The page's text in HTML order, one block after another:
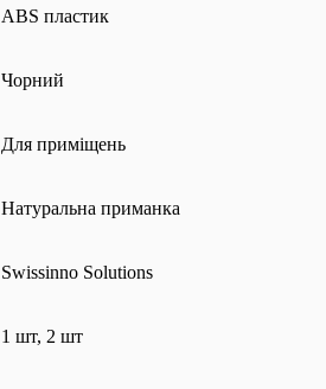
ABS пластик
Чорний
Для приміщень
Натуральна приманка
Swissinno Solutions
1 шт, 2 шт